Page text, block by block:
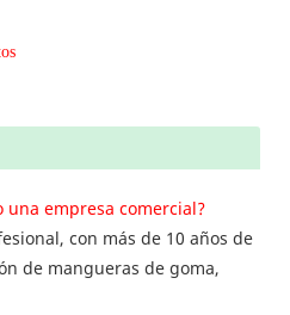
una empresa comercial?
con más de 10 años de
de mangueras de goma,